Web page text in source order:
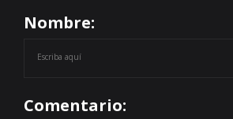
Nombre:
Comentario: